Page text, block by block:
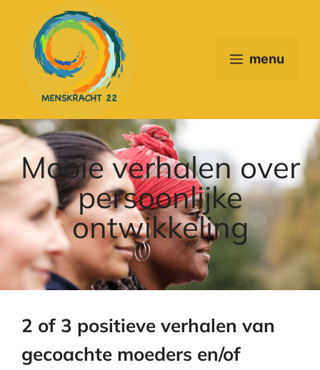
menu
Mooie verhalen over
persoonlijke
ontwikkeling
2 of 3 positieve verhalen van
gecoachte moeders en/of